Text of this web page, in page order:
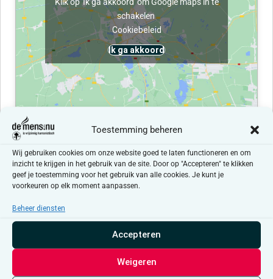
Toestemming beheren
Wij gebruiken cookies om onze website goed te laten functioneren en om
inzicht te krijgen in het gebruik van de site. Door op "Accepteren" te klikken
geef je toestemming voor het gebruik van alle cookies. Je kunt je
voorkeuren op elk moment aanpassen.
Beheer diensten
Accepteren
Weigeren
Klik op 'Ik ga akkoord' om Google maps in te
schakelen
Cookiebeleid
Ik ga akkoord
Evenementen at this locatie
BerichtEr zijn geen resultaten gevonden.
Aankomende
Selecteer
datum.